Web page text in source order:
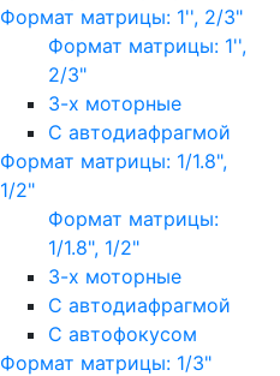
Формат матрицы: 1'', 2/3"
Формат матрицы: 1'',
2/3"
3-х моторные
С автодиафрагмой
Формат матрицы: 1/1.8",
1/2"
Формат матрицы:
1/1.8", 1/2"
3-х моторные
С автодиафрагмой
С автофокусом
Формат матрицы: 1/3"